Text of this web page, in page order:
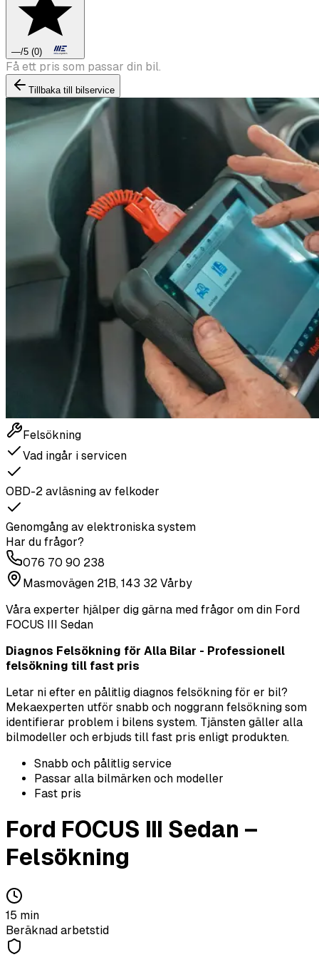
—/5 (0)
Boka däckbyte eller montering inför vintern.
Tillbaka till bilservice
Felsökning
Vad ingår i servicen
OBD-2 avläsning av felkoder
Genomgång av elektroniska system
Har du frågor?
076 70 90 238
Masmovägen 21B, 143 32 Vårby
Våra experter hjälper dig gärna med frågor om din Ford
FOCUS III Sedan
Diagnos Felsökning för Alla Bilar - Professionell
felsökning till fast pris
Letar ni efter en pålitlig diagnos felsökning för er bil?
Mekaexperten utför snabb och noggrann felsökning som
identifierar problem i bilens system. Tjänsten gäller alla
bilmodeller och erbjuds till fast pris enligt produkten.
Snabb och pålitlig service
Passar alla bilmärken och modeller
Fast pris
Ford FOCUS III Sedan –
Felsökning
15 min
Beräknad arbetstid